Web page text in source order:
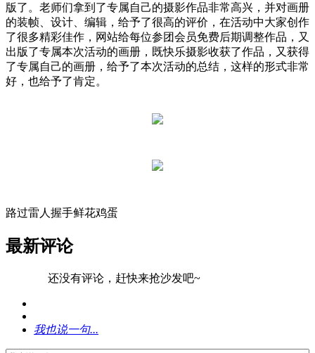
版了。老师们拿到了专属自己的摄影作品非常高兴，并对画册
的装帧、设计、编辑，给予了很高的评价，在活动中大家创作
了很多精彩佳作，网站给每位参团会员免费后期调整作品，又
出版了专属本次活动的画册，既快乐摄影收获了作品，又获得
了专属自己的画册，给予了本次活动的总结，这样的形式非常
好，也给予了肯定。
路过雷人 握手鲜花鸡蛋
最新评论
还没有评论，赶快来抢沙发吧~
我也说一句...